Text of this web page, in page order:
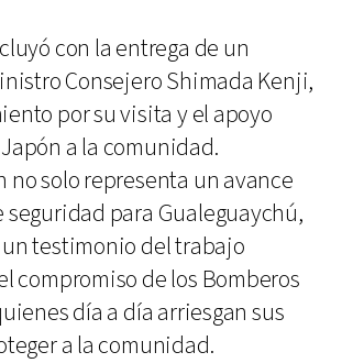
con la entrega de un
Consejero Shimada Kenji,
por su visita y el apoyo
a la comunidad.
no solo representa un avance
seguridad para Gualeguaychú,
testimonio del trabajo
compromiso de los Bomberos
día a día arriesgan sus
a la comunidad.